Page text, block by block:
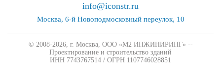
info@iconstr.ru
Москва, 6-й Новоподмосковный переулок, 10
© 2008-2026, г. Москва, ООО «М2 ИНЖИНИРИНГ» --
Проектирование и строительство зданий
ИНН 7743767514 / ОГРН 1107746028851